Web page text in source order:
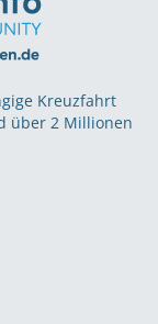
Kreuzfahrt
über 2 Millionen